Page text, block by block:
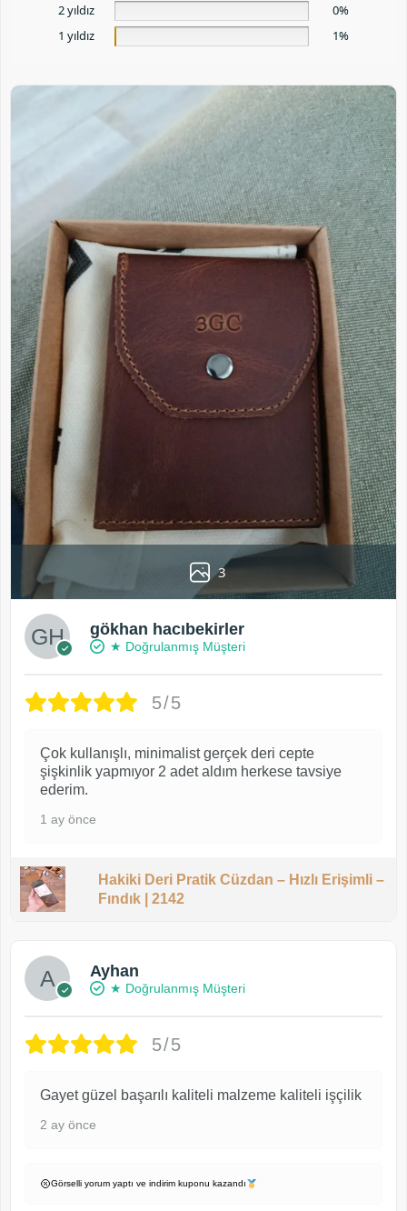
2 yıldız
0%
1 yıldız
1%
3
gökhan hacıbekirler
★ Doğrulanmış Müşteri
5/5
Çok kullanışlı, minimalist gerçek deri cepte
şişkinlik yapmıyor 2 adet aldım herkese tavsiye
ederim.
1 ay önce
Hakiki Deri Pratik Cüzdan – Hızlı Erişimli –
Fındık | 2142
Ayhan
★ Doğrulanmış Müşteri
5/5
Gayet güzel başarılı kaliteli malzeme kaliteli işçilik
2 ay önce
Görselli yorum yaptı ve indirim kuponu kazandı